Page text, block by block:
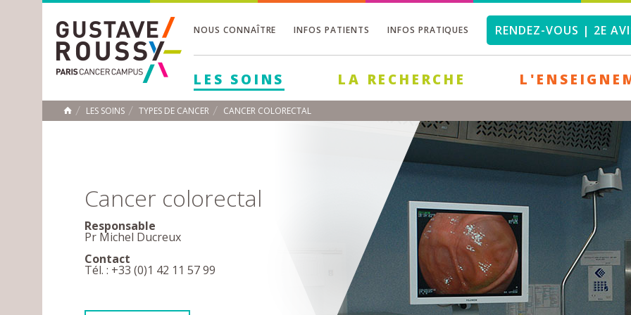
NOUS CONNAÎTRE INFOS PATIENTS INFOS PRATIQUES RENDEZ-VOUS | 2E
LES SOINS LA RECHERCHE
ACCUEIL
LES SOINS TYPES DE CANCER CANCER COLORECTAL
Cancer colorectal
Responsable
Pr Michel Ducreux
Contact
Tél. : +33 (0)1 42 11 57 99